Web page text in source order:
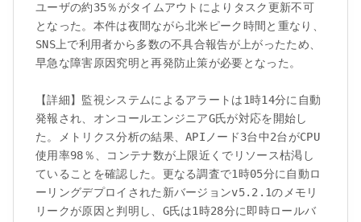
ユーザの約35％がタイムアウトによりタスク更新不可
となった。本件は夜間ながら北米ピーク時間と重なり、
SNS上で利用者から多数の不具合報告が上がったため、
早急な障害原因究明と再発防止策が必要となった。
【詳細】監視システムによるアラートは1時14分に自動
発報され、オンコールエンジニアG氏が対応を開始し
た。メトリクス分析の結果、APIノード3台中2台がCPU
使用率98％、コンテナ数が上限近くでリソース枯渇し
ていることを確認した。更なる調査で1時05分に自動ロ
ーリングデプロイされた新バージョンv5.2.1のメモリ
リークが原因と判明し、G氏は1時28分に即時ロールバ